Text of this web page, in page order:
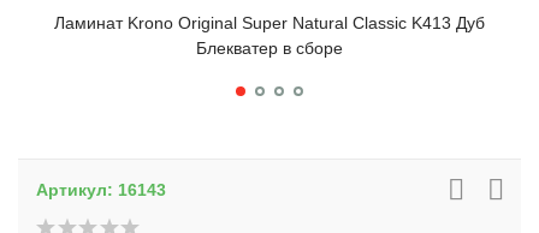
Ламинат Krono Original Super Natural Classic K413 Дуб
Блекватер в сборе
Артикул: 16143